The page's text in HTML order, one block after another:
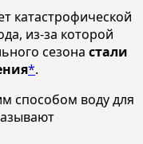
катастрофической
из-за которой
сезона стали
*.
способом воду для